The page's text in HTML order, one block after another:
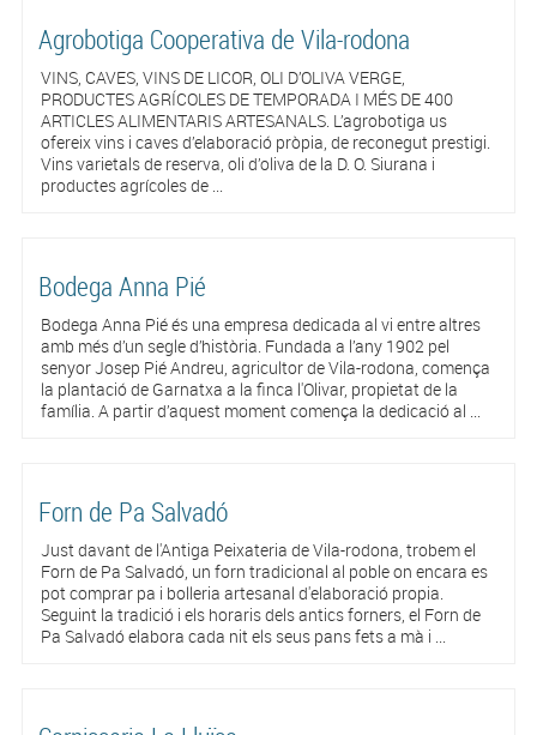
Agrobotiga Cooperativa de Vila-rodona
VINS, CAVES, VINS DE LICOR, OLI D’OLIVA VERGE,
PRODUCTES AGRÍCOLES DE TEMPORADA I MÉS DE 400
ARTICLES ALIMENTARIS ARTESANALS. L’agrobotiga us
ofereix vins i caves d’elaboració pròpia, de reconegut prestigi.
Vins varietals de reserva, oli d’oliva de la D. O. Siurana i
productes agrícoles de ...
Bodega Anna Pié
Bodega Anna Pié és una empresa dedicada al vi entre altres
amb més d’un segle d’història. Fundada a l’any 1902 pel
senyor Josep Pié Andreu, agricultor de Vila-rodona, comença
la plantació de Garnatxa a la finca l'Olivar, propietat de la
família. A partir d’aquest moment comença la dedicació al ...
Forn de Pa Salvadó
Just davant de l'Antiga Peixateria de Vila-rodona, trobem el
Forn de Pa Salvadó, un forn tradicional al poble on encara es
pot comprar pa i bolleria artesanal d'elaboració propia.
Seguint la tradició i els horaris dels antics forners, el Forn de
Pa Salvadó elabora cada nit els seus pans fets a mà i ...